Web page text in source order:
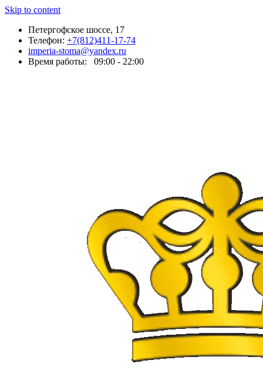
Skip to content
Петергофское шоссе, 17
Телефон: +7(812)411-17-74
imperia-stoma@yandex.ru
Время работы:
09:00 - 22:00